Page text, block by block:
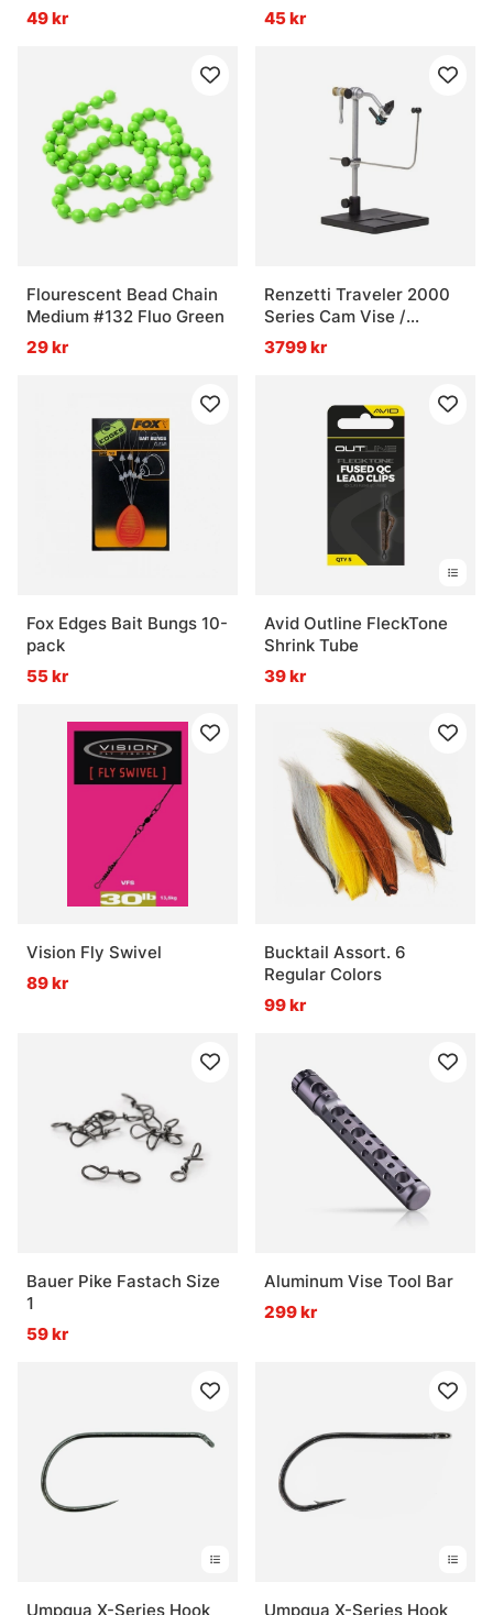
49 kr
45 kr
Flourescent Bead Chain
Medium #132 Fluo Green
29 kr
Renzetti Traveler 2000
Series Cam Vise /
Pedestal Base
3799 kr
Fox Edges Bait Bungs 10-
pack
55 kr
Avid Outline FleckTone
Shrink Tube
39 kr
Vision Fly Swivel
89 kr
Bucktail Assort. 6
Regular Colors
99 kr
Bauer Pike Fastach Size
1
59 kr
Aluminum Vise Tool Bar
299 kr
Umpqua X-Series Hook Umpqua X-Series Hook